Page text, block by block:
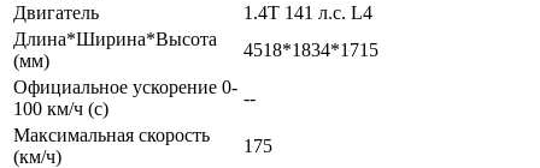
Двигатель
1.4T 141 л.с. L4
Длина*Ширина*Высота
(мм)
4518*1834*1715
Официальное ускорение 0-
100 км/ч (с)
--
Максимальная скорость
(км/ч)
175